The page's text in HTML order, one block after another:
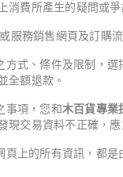
消費所產生的疑問或爭
服務銷售網頁及訂購
式、條件及限制，
全額退款。
事項，您和木百貨專業
現交易資料不正確，應
上的所有資訊，都是